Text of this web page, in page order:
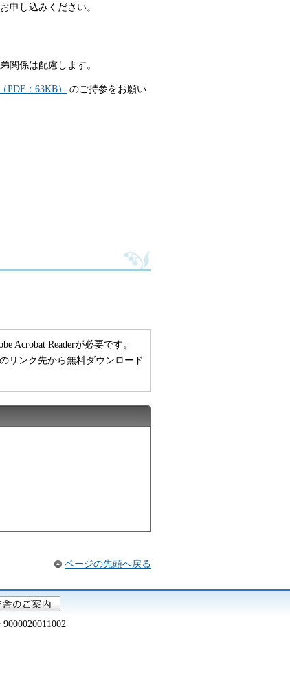
申し込みください。
関係は配慮します。
PDF：63KB）
のご持参をお願い
Acrobat Readerが必要です。
リンク先から無料ダウンロード
ページの先頭へ戻る